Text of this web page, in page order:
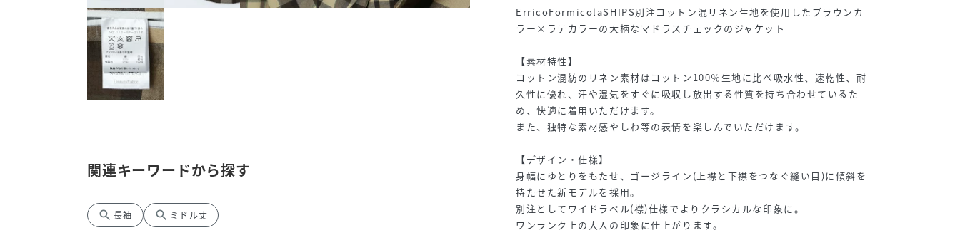
関連キーワードから探す
search 長袖 search ミドル丈
ErricoFormicolaSHIPS別注コットン混リネン生地を使用したブラウンカ
ラー×ラテカラーの大柄なマドラスチェックのジャケット
【素材特性】
コットン混紡のリネン素材はコットン100％生地に比べ吸水性、速乾性、耐
久性に優れ、汗や湿気をすぐに吸収し放出する性質を持ち合わせているた
め、快適に着用いただけます。
また、独特な素材感やしわ等の表情を楽しんでいただけます。
【デザイン・仕様】
身幅にゆとりをもたせ、ゴージライン(上襟と下襟をつなぐ縫い目)に傾斜を
持たせた新モデルを採用。
別注としてワイドラペル(襟)仕様でよりクラシカルな印象に。
ワンランク上の大人の印象に仕上がります。